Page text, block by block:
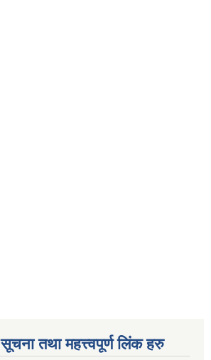
सूचना तथा महत्त्वपूर्ण लिंक हरु